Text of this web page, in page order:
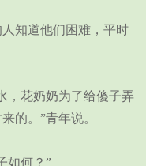
知道他们困难，平时
花奶奶为了给傻子弄
的。”青年说。
如何？”